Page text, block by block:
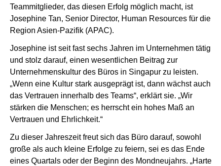
Teammitglieder, das diesen Erfolg möglich macht, ist
Josephine Tan, Senior Director, Human Resources für die
Region Asien-Pazifik (APAC).
Josephine ist seit fast sechs Jahren im Unternehmen tätig
und stolz darauf, einen wesentlichen Beitrag zur
Unternehmenskultur des Büros in Singapur zu leisten.
„Wenn eine Kultur stark ausgeprägt ist, dann wächst auch
das Vertrauen innerhalb des Teams“, erklärt sie. „Wir
stärken die Menschen; es herrscht ein hohes Maß an
Vertrauen und Ehrlichkeit.“
Zu dieser Jahreszeit freut sich das Büro darauf, sowohl
große als auch kleine Erfolge zu feiern, sei es das Ende
eines Quartals oder der Beginn des Mondneujahrs. „Harte